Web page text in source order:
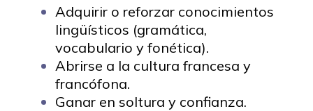
Adquirir o reforzar conocimientos
lingüísticos (gramática,
vocabulario y fonética).
Abrirse a la cultura francesa y
francófona.
Ganar en soltura y confianza.